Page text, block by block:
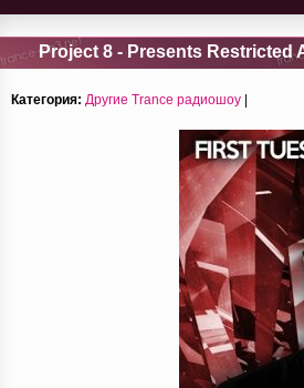
Project 8 - Presents Restricted
Категория: Другие Trance радиошоу |